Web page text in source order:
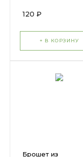
120 ₽
+ В КОРЗИНУ
Брошет из